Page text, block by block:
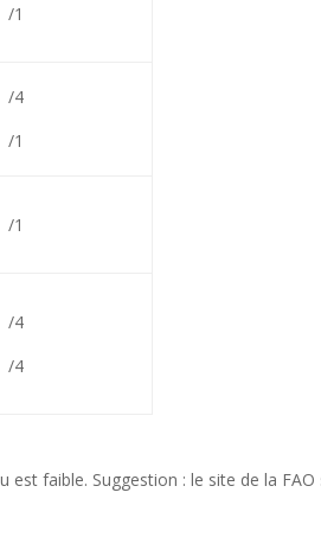
/1
/4
/1
/1
/4
/4
est faible. Suggestion : le site de la